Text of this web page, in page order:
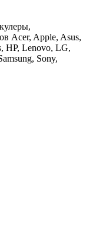
Acer, Apple, Asus,
HP, Lenovo, LG,
Sony,